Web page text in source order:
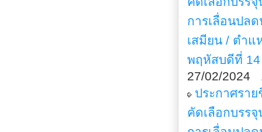
การเลื่อนปล
เสมียน / ตำ
พฤหัสบดีที่ 14
27/02/2024
ประกาศรา
คัดเลือกบรร